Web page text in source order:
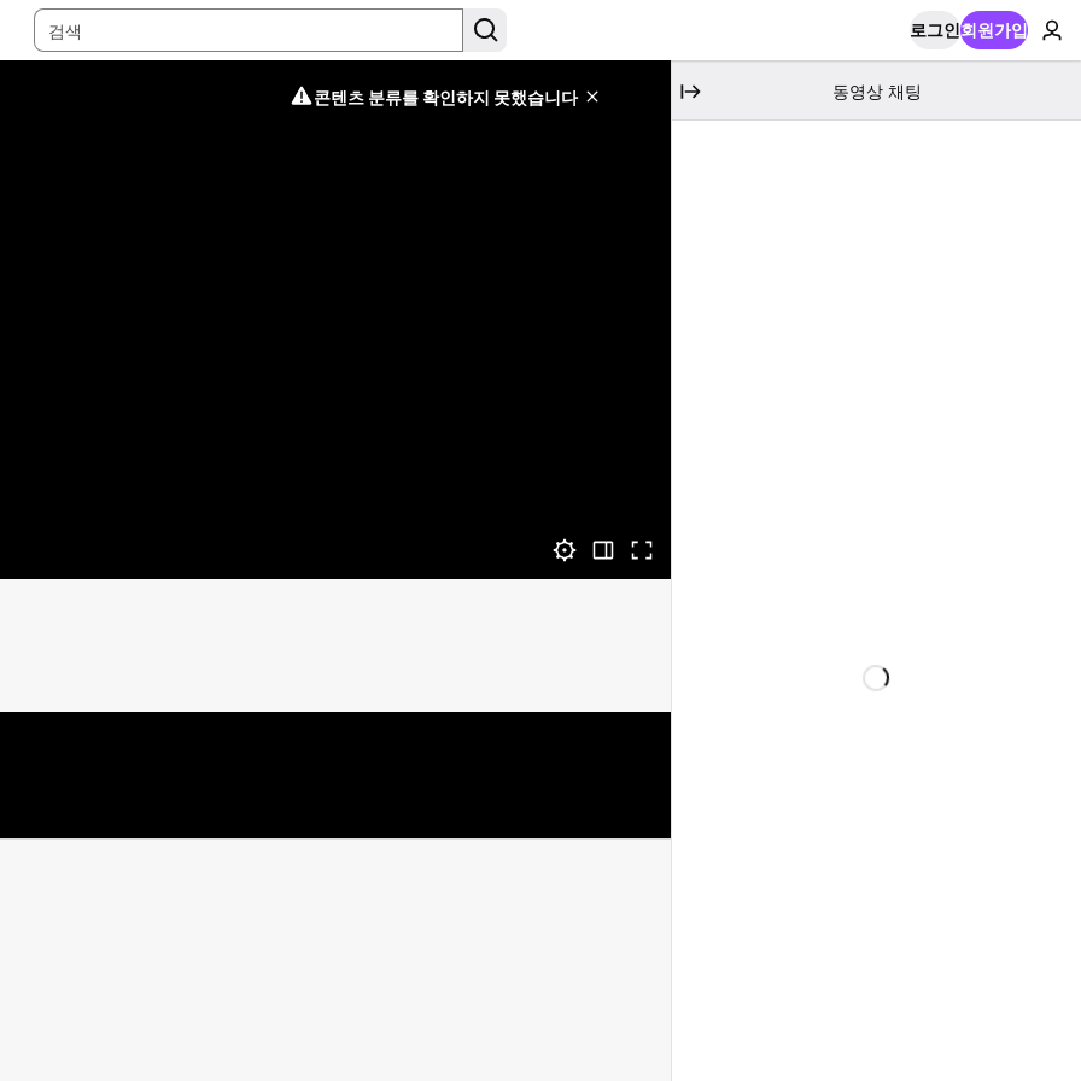
로그인회원가입
콘텐츠 분류를 확인하지 못했습니다 동영상 채팅